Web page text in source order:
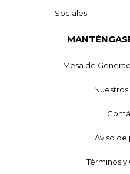
Sociales
Mesa de
Aviso de
Términos